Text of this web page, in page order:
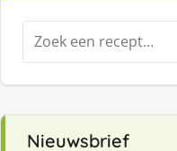
Zoeken
naar:
Nieuwsbrief